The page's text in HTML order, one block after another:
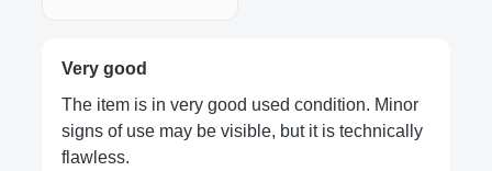
Very good
The item is in very good used condition. Minor
signs of use may be visible, but it is technically
flawless.